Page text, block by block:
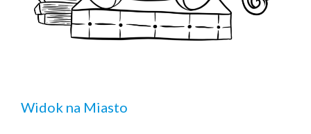
Widok na Miasto